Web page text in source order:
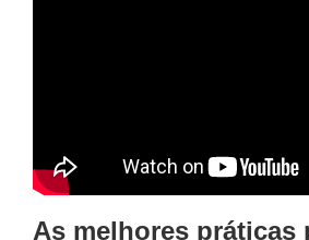
As melhores práticas